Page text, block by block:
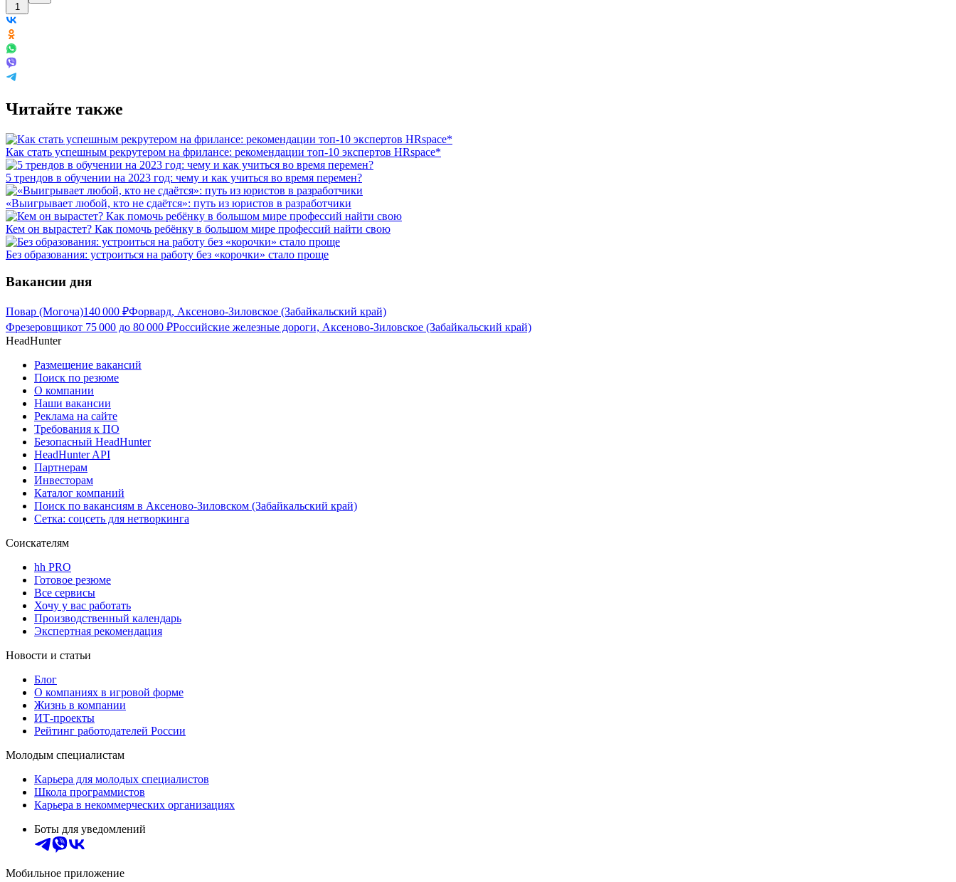
1
Читайте также
Как стать успешным рекрутером на фрилансе: рекомендации топ-10 экспертов HRspace*
5 трендов в обучении на 2023 год: чему и как учиться во время перемен?
«Выигрывает любой, кто не сдаётся»: путь из юристов в разработчики
Кем он вырастет? Как помочь ребёнку в большом мире профессий найти свою
Без образования: устроиться на работу без «корочки» стало проще
Вакансии дня
Повар (Могоча)140 000 ₽Форвард, Аксеново-Зиловское (Забайкальский край)
Фрезеровщикот 75 000 до 80 000 ₽Российские железные дороги, Аксеново-Зиловское (Забайкальский край)
HeadHunter
Размещение вакансий
Поиск по резюме
О компании
Наши вакансии
Реклама на сайте
Требования к ПО
Безопасный HeadHunter
HeadHunter API
Партнерам
Инвесторам
Каталог компаний
Поиск по вакансиям в Аксеново-Зиловском (Забайкальский край)
Сетка: соцсеть для нетворкинга
Соискателям
hh PRO
Готовое резюме
Все сервисы
Хочу у вас работать
Производственный календарь
Экспертная рекомендация
Новости и статьи
Блог
О компаниях в игровой форме
Жизнь в компании
ИТ-проекты
Рейтинг работодателей России
Молодым специалистам
Карьера для молодых специалистов
Школа программистов
Карьера в некоммерческих организациях
Боты для уведомлений
Мобильное приложение